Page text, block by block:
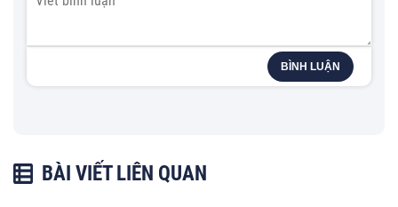
BÌNH LUẬN
BÀI VIẾT LIÊN QUAN